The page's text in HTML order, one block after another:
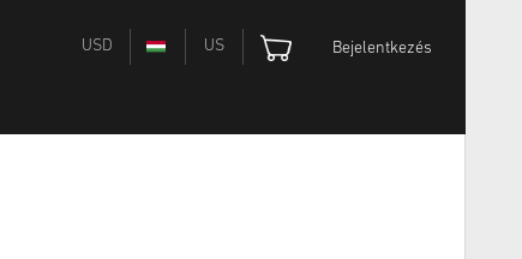
USD US Bejelentkezés